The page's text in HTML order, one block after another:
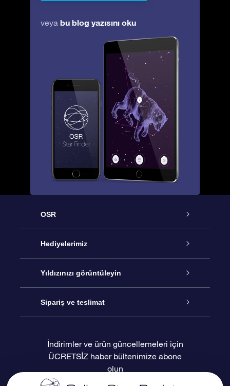
veya bu blog yazısını oku
OSR
Hizmet
İletişim
Blogu
Değerlendirmeler
Hediyelerimiz
Çevrimiçi Yıldız Hediyesi
OSR Hediye Paketi
OSR Hediye Kartı
Yıldızınızı görüntüleyin
Star Register
Kişiselleştirilmiş Yıldız Sayfası
Sipariş ve teslimat
Ödeme bilgileri
İndirimler ve ürün güncellemeleri için
ÜCRETSİZ haber bültenimize abone
olun